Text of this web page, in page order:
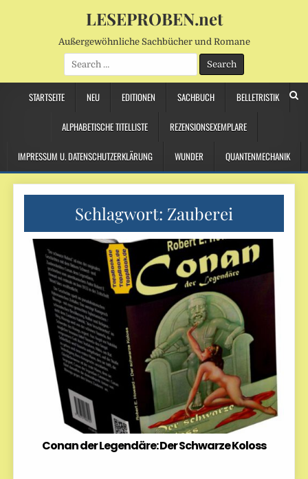
LESEPROBEN.net
Außergewöhnliche Sachbücher und Romane
Search
for:
STARTSEITE NEU EDITIONEN SACHBUCH BELLETRISTIK
ALPHABETISCHE TITELLISTE REZENSIONSEXEMPLARE
IMPRESSUM U. DATENSCHUTZERKLÄRUNG WUNDER QUANTENMECHANIK
Schlagwort: Zauberei
Conan der Legendäre: Der Schwarze Koloss